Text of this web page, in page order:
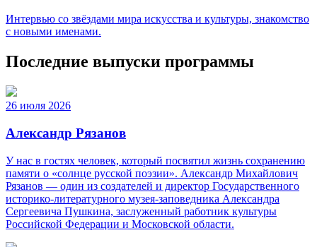
Интервью со звёздами мира искусства и культуры, знакомство
с новыми именами.
Последние выпуски программы
26 июля 2026
Александр Рязанов
У нас в гостях человек, который посвятил жизнь сохранению
памяти о «солнце русской поэзии». Александр Михайлович
Рязанов — один из создателей и директор Государственного
историко‑литературного музея‑заповедника Александра
Сергеевича Пушкина, заслуженный работник культуры
Российской Федерации и Московской области.